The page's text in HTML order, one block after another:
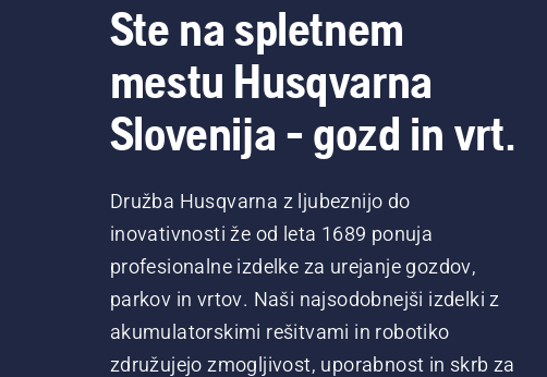
Ste na spletnem
mestu Husqvarna
Slovenija - gozd in vrt.
Družba Husqvarna z ljubeznijo do
inovativnosti že od leta 1689 ponuja
profesionalne izdelke za urejanje gozdov,
parkov in vrtov. Naši najsodobnejši izdelki z
akumulatorskimi rešitvami in robotiko
združujejo zmogljivost, uporabnost in skrb za